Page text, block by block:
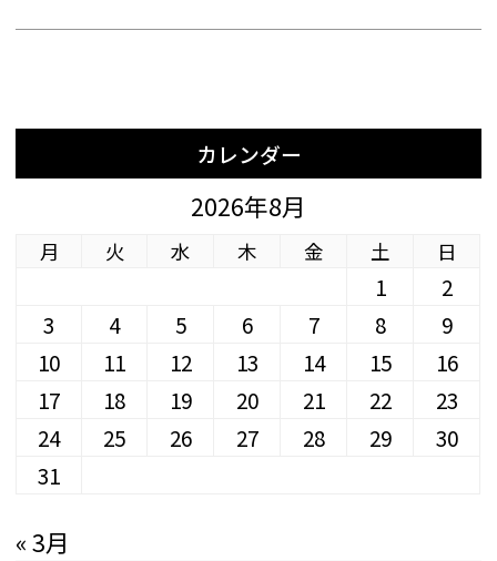
カレンダー
2026年8月
月 火 水 木 金 土 日
1
2
3
4 5 6 7 8
9
10
11 12 13 14 15
16
17
18 19 20 21 22
23
24
25 26 27 28 29
30
31
« 3月